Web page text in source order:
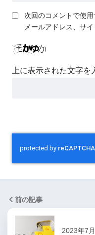
次回のコメントで使
メールアドレス、サイ
上に表示された文字を
前の記事
2023年7